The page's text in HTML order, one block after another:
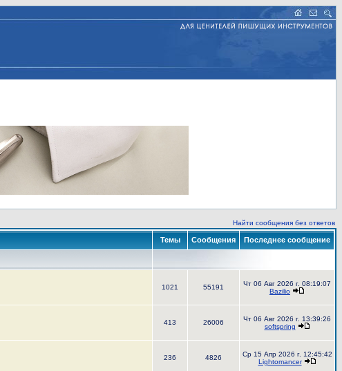
Найти сообщения без ответов
Темы Сообщения Последнее сообщение
1021 55191
Чт 06 Авг 2026 г. 08:19:07
Bazilio
413 26006
Чт 06 Авг 2026 г. 13:39:26
softspring
236 4826
Ср 15 Апр 2026 г. 12:45:42
Lightomancer